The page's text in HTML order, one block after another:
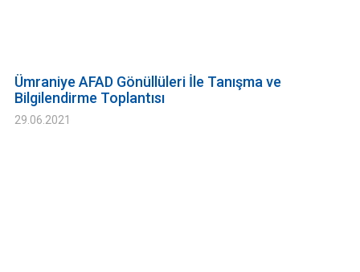
Ümraniye AFAD Gönüllüleri İle Tanışma ve
Bilgilendirme Toplantısı
29.06.2021